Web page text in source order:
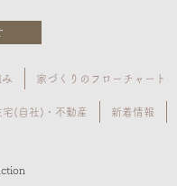
家づくりのフローチャート
宅(自社)・不動産 新着情報